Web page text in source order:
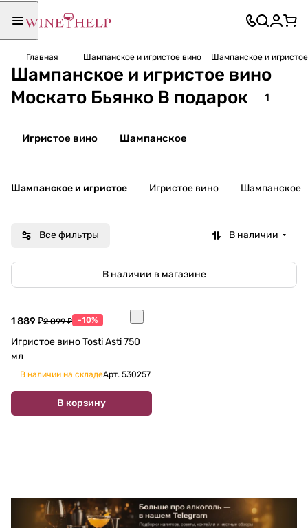
Главная Шампанское и игристое вино Шампанское и
Шампанское и игристое вино
Москато Бьянко В подарок
1
Игристое вино Шампанское
Шампанское и игристое Игристое вино Шампанское
Все фильтры В наличии
В наличии в магазине
1 889 ₽2 099 ₽ -10%
Игристое вино Tosti Asti 750
мл
В наличии на складеАрт. 530257
В корзину